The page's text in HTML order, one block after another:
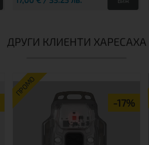
ДРУГИ КЛИЕНТИ ХАРЕСАХА
ПРОМО
-17%